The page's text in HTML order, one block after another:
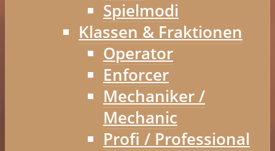
Spielmodi
Klassen & Fraktionen
Operator
Enforcer
Mechaniker /
Mechanic
Profi / Professional